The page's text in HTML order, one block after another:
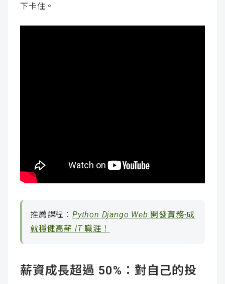
下卡住。
推薦課程： Python Django Web 開發實務-成
就穩健高薪 IT 職涯！
薪資成長超過 50%：對自己的投